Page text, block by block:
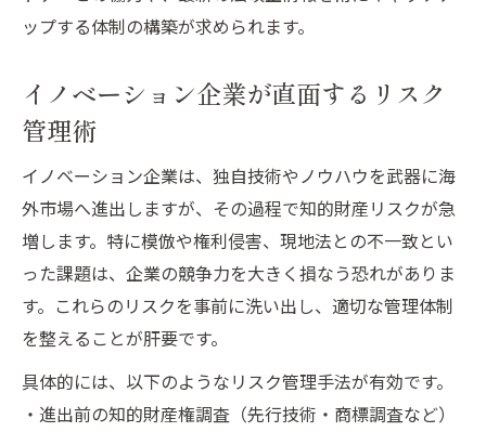
ップする体制の構築が求められます。
イノベーション企業が直面するリスク
管理術
イノベーション企業は、独自技術やノウハウを武器に海
外市場へ進出しますが、その過程で知的財産リスクが急
増します。特に模倣や権利侵害、現地法との不一致とい
った課題は、企業の競争力を大きく損なう恐れがありま
す。これらのリスクを事前に洗い出し、適切な管理体制
を整えることが肝要です。
具体的には、以下のようなリスク管理手法が有効です。
・進出前の知的財産権調査（先行技術・商標調査など）